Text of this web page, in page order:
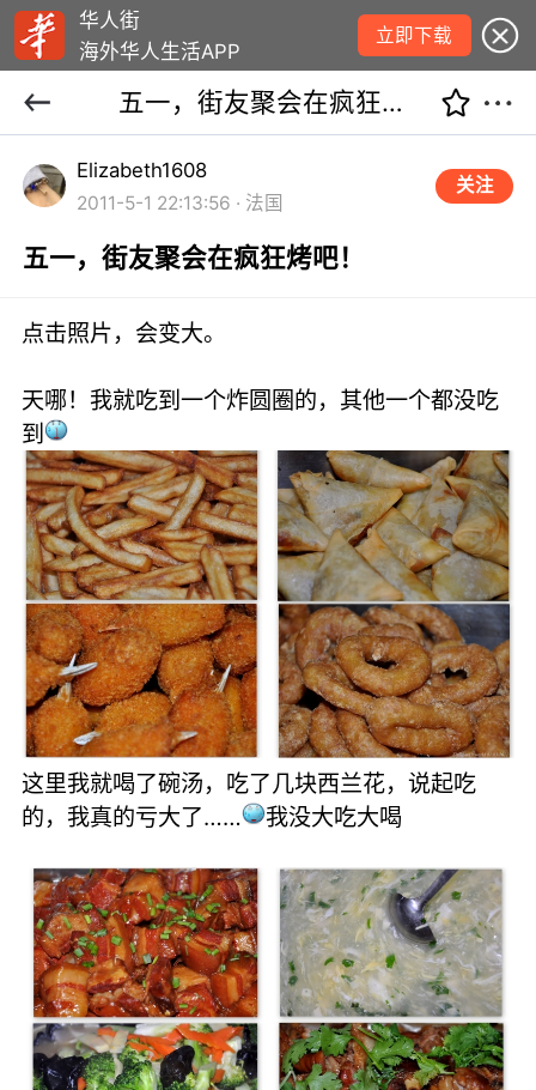
华人街
海外华人生活APP
立即下载
五一，街友聚会在疯狂烤吧！
Elizabeth1608
2011-5-1 22:13:56 · 法国
关注
五一，街友聚会在疯狂烤吧！
点击照片，会变大。
天哪！我就吃到一个炸圆圈的，其他一个都没吃
到
这里我就喝了碗汤，吃了几块西兰花，说起吃
的，我真的亏大了……
我没大吃大喝